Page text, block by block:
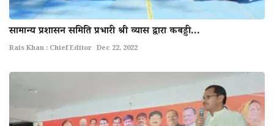
सामान्य प्रशासन समिति प्रभारी श्री व्यास द्वारा कबड्डी...
Rais Khan : Chief Editor Dec 22, 2022